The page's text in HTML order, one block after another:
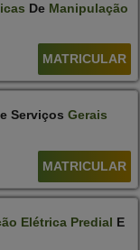
De Manipulação
MATRICULAR
Serviços Gerais
MATRICULAR
Elétrica Predial E